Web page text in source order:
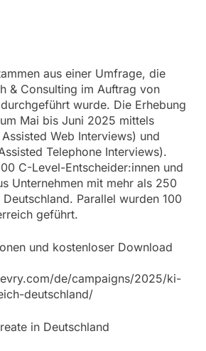
aus einer Umfrage, die
& Consulting im Auftrag von
wurde. Die Erhebung
Mai bis Juni 2025 mittels
Web Interviews) und
Telephone Interviews).
C-Level-Entscheider:innen und
Unternehmen mit mehr als 250
Parallel wurden 100
geführt.
und kostenloser Download
de/campaigns/2025/ki-
deutschland/
in Deutschland